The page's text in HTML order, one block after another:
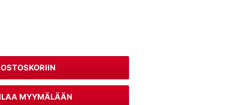
MYYMÄLÄÄN